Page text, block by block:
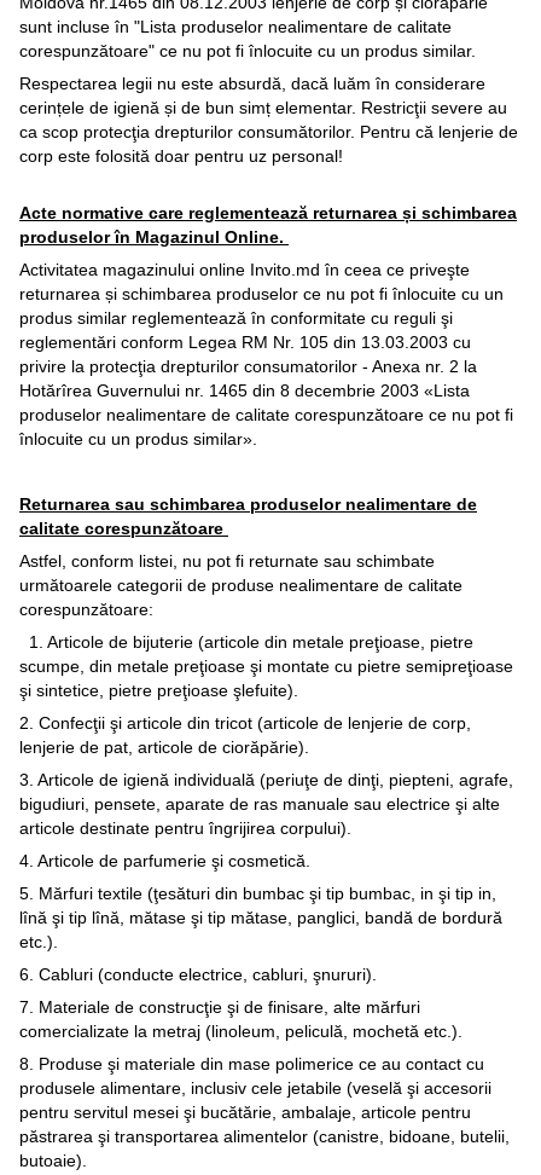
sunt incluse în "Lista produselor nealimentare de calitate
corespunzătoare" ce nu pot fi înlocuite cu un produs similar.
Respectarea legii nu este absurdă, dacă luăm în considerare
cerințele de igienă și de bun simț elementar. Restricţii severe au
ca scop protecţia drepturilor consumătorilor. Pentru că lenjerie de
corp este folosită doar pentru uz personal!
Acte normative care reglementează returnarea și schimbarea
produselor în Magazinul Online.
Activitatea magazinului online Invito.md în ceea ce priveşte
returnarea și schimbarea produselor ce nu pot fi înlocuite cu un
produs similar reglementează în conformitate cu reguli şi
reglementări conform Legea RM Nr. 105 din 13.03.2003 cu
privire la protecţia drepturilor consumatorilor - Anexa nr. 2 la
Hotărîrea Guvernului nr. 1465 din 8 decembrie 2003 «Lista
produselor nealimentare de calitate corespunzătoare ce nu pot fi
înlocuite cu un produs similar».
Returnarea sau schimbarea produselor nealimentare de
calitate corespunzătoare
Astfel, conform listei, nu pot fi returnate sau schimbate
următoarele categorii de produse nealimentare de calitate
corespunzătoare:
1. Articole de bijuterie (articole din metale preţioase, pietre
scumpe, din metale preţioase şi montate cu pietre semipreţioase
şi sintetice, pietre preţioase şlefuite).
2. Confecţii şi articole din tricot (articole de lenjerie de corp,
lenjerie de pat, articole de ciorăpărie).
3. Articole de igienă individuală (periuţe de dinţi, piepteni, agrafe,
bigudiuri, pensete, aparate de ras manuale sau electrice şi alte
articole destinate pentru îngrijirea corpului).
4. Articole de parfumerie şi cosmetică.
5. Mărfuri textile (ţesături din bumbac şi tip bumbac, in şi tip in,
lînă şi tip lînă, mătase şi tip mătase, panglici, bandă de bordură
etc.).
6. Cabluri (conducte electrice, cabluri, şnururi).
7. Materiale de construcţie şi de finisare, alte mărfuri
comercializate la metraj (linoleum, peliculă, mochetă etc.).
8. Produse şi materiale din mase polimerice ce au contact cu
produsele alimentare, inclusiv cele jetabile (veselă şi accesorii
pentru servitul mesei şi bucătărie, ambalaje, articole pentru
păstrarea şi transportarea alimentelor (canistre, bidoane, butelii,
butoaie).